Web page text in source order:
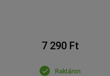
7 290 Ft
Raktáron